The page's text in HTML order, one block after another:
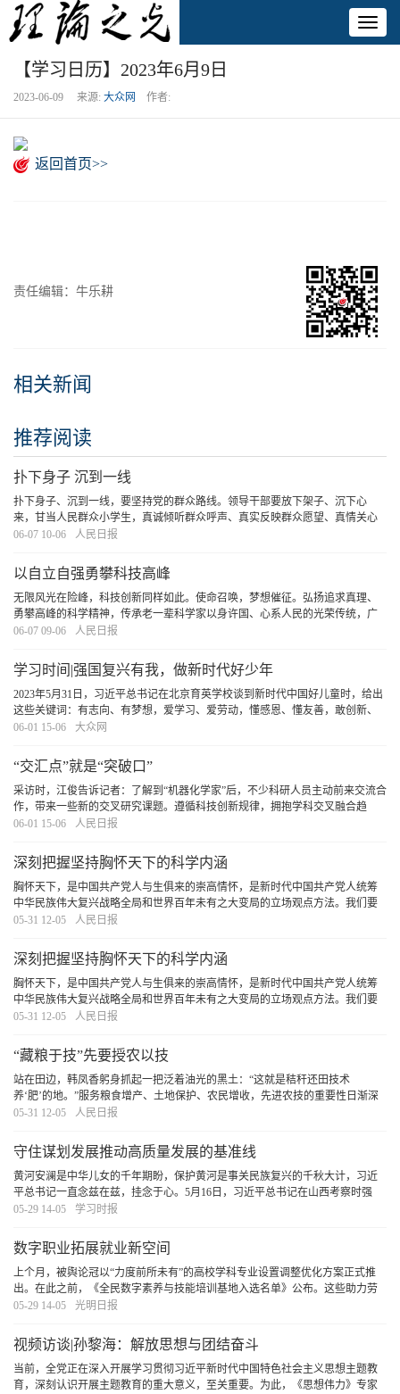
【学习日历】2023年6月9日
2023-06-09 来源: 大众网 作者:
返回首页>>
责任编辑：牛乐耕
相关新闻
推荐阅读
扑下身子 沉到一线
扑下身子、沉到一线，要坚持党的群众路线。领导干部要放下架子、沉下心
来，甘当人民群众小学生，真诚倾听群众呼声、真实反映群众愿望、真情关心
群众疾苦。关注解决人民群众最关心最直接最现实的利益问题，特别是就业、
06-07 10-06 人民日报
以自立自强勇攀科技高峰
无限风光在险峰，科技创新同样如此。使命召唤，梦想催征。弘扬追求真理、
勇攀高峰的科学精神，传承老一辈科学家以身许国、心系人民的光荣传统，广
大科技工作者定能让更多科技创新成果闪耀在强国复兴的伟大征程。
06-07 09-06 人民日报
学习时间|强国复兴有我，做新时代好少年
2023年5月31日，习近平总书记在北京育英学校谈到新时代中国好儿童时，给出
这些关键词：有志向、有梦想，爱学习、爱劳动，懂感恩、懂友善，敢创新、
敢奋斗。这二十四字箴言饱含了总书记对少年儿童深深的期许。党的十八大以
06-01 15-06 大众网
“交汇点”就是“突破口”
采访时，江俊告诉记者：了解到“机器化学家”后，不少科研人员主动前来交流合
作，带来一些新的交叉研究课题。遵循科技创新规律，拥抱学科交叉融合趋
势，推动前沿探索、协同研究，我们有信心有能力收获更多原创成果。
06-01 15-06 人民日报
深刻把握坚持胸怀天下的科学内涵
胸怀天下，是中国共产党人与生俱来的崇高情怀，是新时代中国共产党人统筹
中华民族伟大复兴战略全局和世界百年未有之大变局的立场观点方法。我们要
坚持从我国实际出发，坚定不移走自己的路，同时要拓展世界眼光，更好把国
05-31 12-05 人民日报
深刻把握坚持胸怀天下的科学内涵
胸怀天下，是中国共产党人与生俱来的崇高情怀，是新时代中国共产党人统筹
中华民族伟大复兴战略全局和世界百年未有之大变局的立场观点方法。我们要
坚持从我国实际出发，坚定不移走自己的路，同时要拓展世界眼光，更好把国
05-31 12-05 人民日报
“藏粮于技”先要授农以技
站在田边，韩凤香躬身抓起一把泛着油光的黑土：“这就是秸秆还田技术
养‘肥’的地。”服务粮食增产、土地保护、农民增收，先进农技的重要性日渐深
入人心。下“绣花”功夫，做长久文章，进一步营造良好的农技推广环境，培育更
05-31 12-05 人民日报
守住谋划发展推动高质量发展的基准线
黄河安澜是中华儿女的千年期盼，保护黄河是事关民族复兴的千秋大计，习近
平总书记一直念兹在兹，挂念于心。5月16日，习近平总书记在山西考察时强
调，黄河流域各省区都要坚持把保护黄河流域生态作为谋划发展、推动高质量
05-29 14-05 学习时报
数字职业拓展就业新空间
上个月，被舆论冠以“力度前所未有”的高校学科专业设置调整优化方案正式推
出。在此之前，《全民数字素养与技能培训基地入选名单》公布。这些助力劳
动者提升就业创业能力、拥抱新经济新职业的举措，带给人们不少鼓舞和启
05-29 14-05 光明日报
视频访谈|孙黎海：解放思想与团结奋斗
当前，全党正在深入开展学习贯彻习近平新时代中国特色社会主义思想主题教
育，深刻认识开展主题教育的重大意义，至关重要。为此，《思想伟力》专家